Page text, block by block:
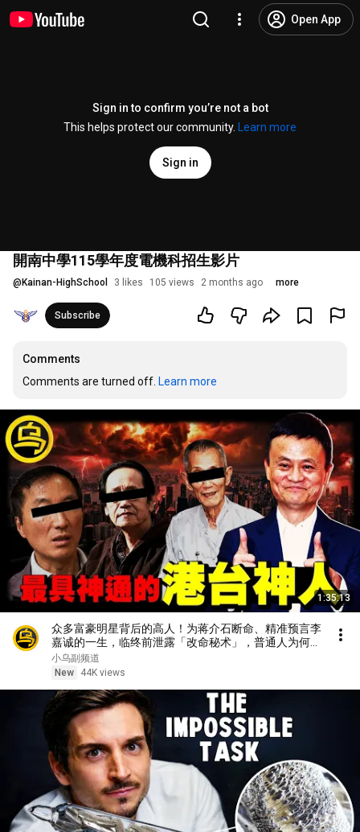
Open App
Sign in to confirm you’re not a bot
This helps protect our community.
Learn more
Sign in
開南中學115學年度電機科招生影片
@ Kainan-HighSchool 3 likes 105 views 2 months ago more
Subscribe
Comments
Comments are turned off. Learn more
1:35:13
众多富豪明星背后的高人！为蒋介石断命、精准预言李
嘉诚的一生，临终前泄露「改命秘术」，普通人为何忙
忙碌碌却赚不到钱？1小时中间无广告合集[She's
Xiaowu 小乌]
小乌副频道
New
44K views